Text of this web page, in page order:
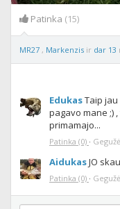
Patinka (15)
MR27 , Markenzis ir dar 13
EdukasTaip
pagavo mane ;)
primamajo...
Patinka (0) ·
AidukasJO
Patinka (0) ·